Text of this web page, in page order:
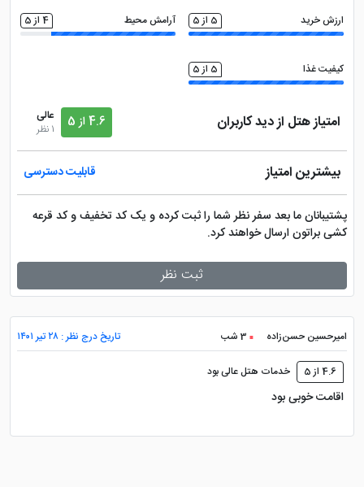
ارزش خرید 5 از 5 آرامش محیط 4 از 5
کیفیت غذا 5 از 5
امتیاز هتل از دید کاربران 4.6 از 5
عالی
1 نظر
بیشترین امتیاز قابلیت دسترسی
پشتیبانان ما بعد سفر نظر شما را ثبت کرده و یک کد تخفیف و کد قرعه
کشی براتون ارسال خواهند کرد.
ثبت نظر
امیرحسین حسن‌زاده 3 شب تاریخ درج نظر : ۲۸ تیر ۱۴۰۱
4.6 از 5 خدمات هتل عالی بود
اقامت خوبی بود